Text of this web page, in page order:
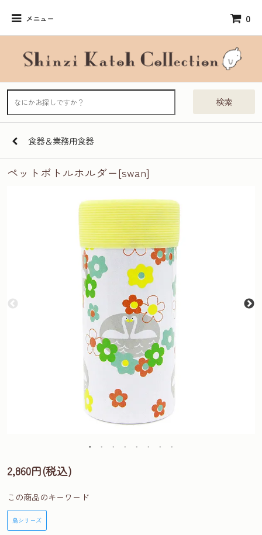
メニュー 0
検索
食器＆業務用食器
ペットボトルホルダー[swan]
2,860円(税込)
この商品のキーワード
鳥シリーズ